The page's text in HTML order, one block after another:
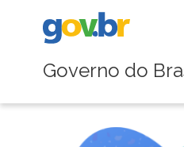
Governo do